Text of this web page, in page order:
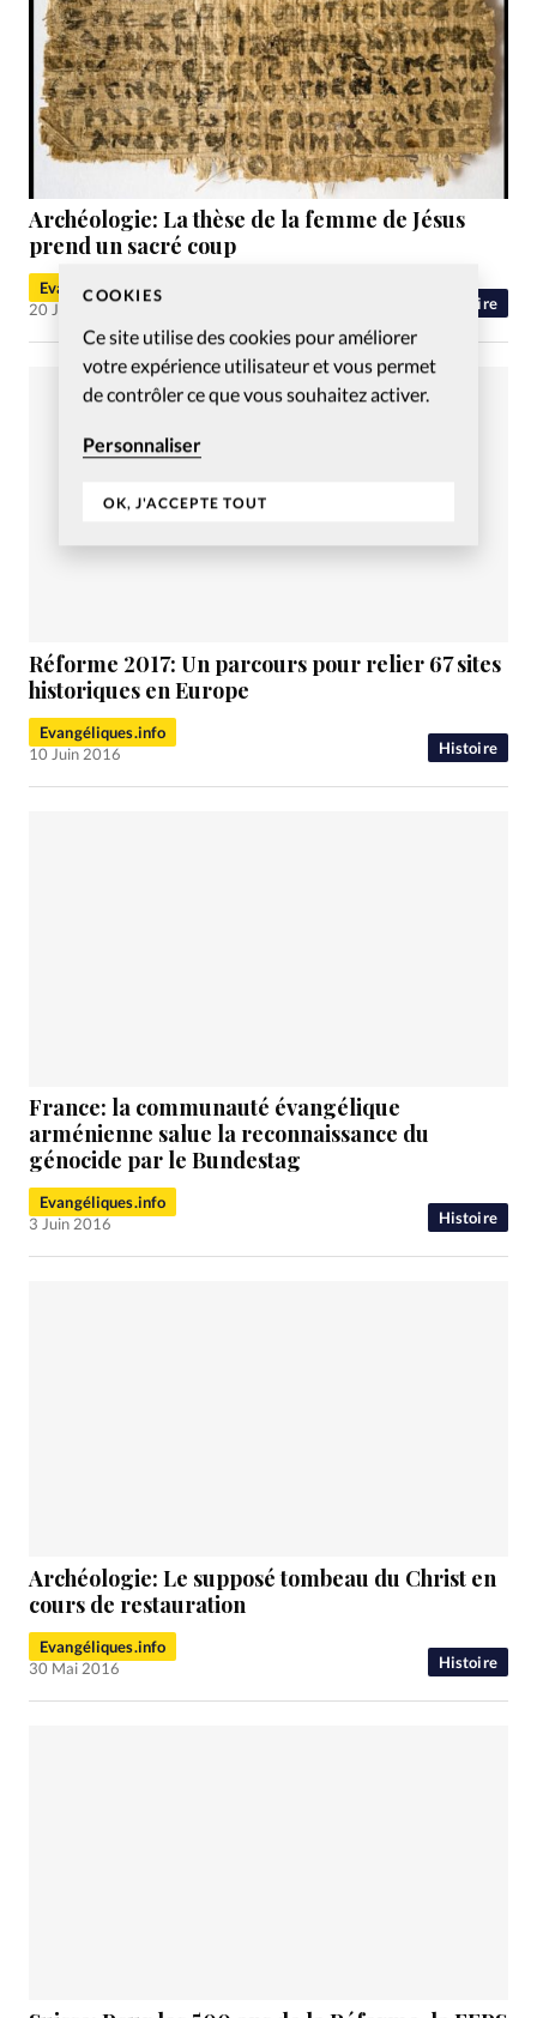
COOKIES
Ce site utilise des cookies pour améliorer
votre expérience utilisateur et vous permet
de contrôler ce que vous souhaitez activer.
Personnaliser
OK, J'ACCEPTE TOUT
Histoire
Archéologie: La thèse de la femme de Jésus
prend un sacré coup
Evangéliques.info
20 Juin 2016
Histoire
Réforme 2017: Un parcours pour relier 67 sites
historiques en Europe
Evangéliques.info
10 Juin 2016
Histoire
France: la communauté évangélique
arménienne salue la reconnaissance du
génocide par le Bundestag
Evangéliques.info
3 Juin 2016
Histoire
Archéologie: Le supposé tombeau du Christ en
cours de restauration
Evangéliques.info
30 Mai 2016